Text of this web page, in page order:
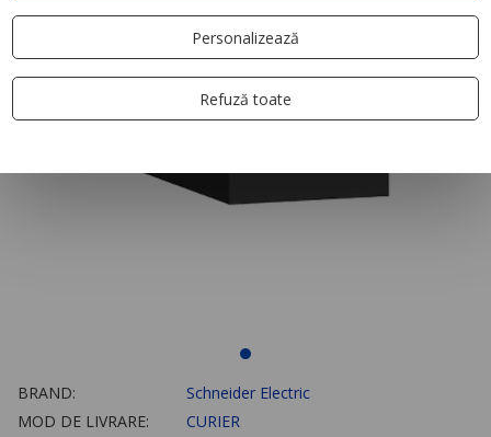
BRAND:
Schneider Electric
MOD DE LIVRARE:
CURIER
Personalizează
Refuză toate